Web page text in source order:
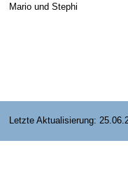
Mario und Stephi
Letzte Aktualisierung: